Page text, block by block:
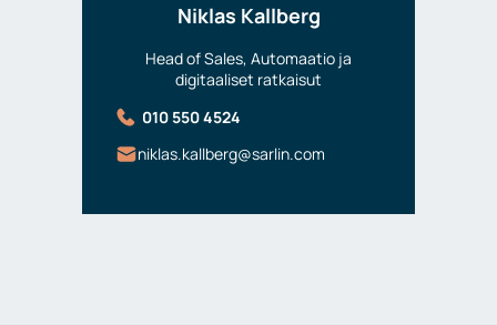
Niklas Kallberg
Head of Sales, Automaatio ja
digitaaliset ratkaisut
010 550 4524
niklas.kallberg@sarlin.com